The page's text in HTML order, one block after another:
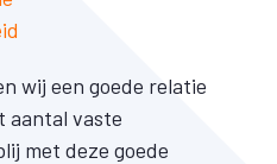
wij een goede relatie
aantal vaste
met deze goede